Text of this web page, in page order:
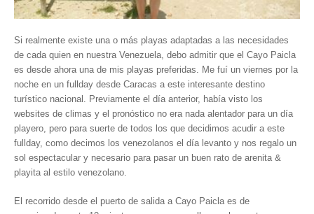
Ecoturismo en Venezuela
Zona Costera Venezolana
Amazonas
Barlovento
Delta Amacuro
Estado Sucre
La Colonia Tovar
La Gran Sabana
Mérida
Si realmente existe una o más playas adaptadas a las necesidades
de cada quien en nuestra Venezuela, debo admitir que el Cayo Paicla
es desde ahora una de mis playas preferidas. Me fuí un viernes por la
noche en un fullday desde Caracas a este interesante destino
turístico nacional. Previamente el día anterior, había visto los
websites de climas y el pronóstico no era nada alentador para un día
playero, pero para suerte de todos los que decidimos acudir a este
fullday, como decimos los venezolanos el día levanto y nos regalo un
sol espectacular y necesario para pasar un buen rato de arenita &
playita al estilo venezolano.
El recorrido desde el puerto de salida a Cayo Paicla es de